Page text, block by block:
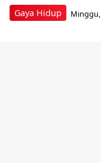
Gaya Hidup Minggu,